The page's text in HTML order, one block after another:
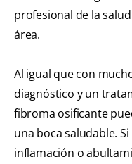
profesional de la
área.
Al igual que con
diagnóstico y un
fibroma osificante
una boca saludable.
inflamación o